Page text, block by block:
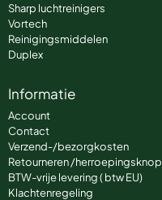
Sharp luchtreinigers
Vortech
Reinigingsmiddelen
Duplex
Informatie
Account
Contact
Verzend-/bezorgkosten
Retourneren /herroepingsknop
BTW-vrije levering ( btw EU)
Klachtenregeling